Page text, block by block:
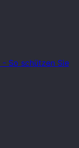
So schützen Sie